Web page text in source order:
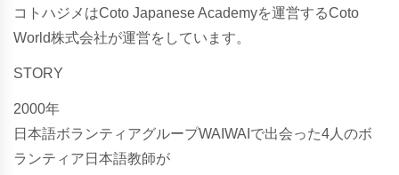
コトハジメはCoto Japanese Academyを運営するCoto
World株式会社が運営をしています。
STORY
2000年
日本語ボランティアグループWAIWAIで出会った4人のボ
ランティア日本語教師が